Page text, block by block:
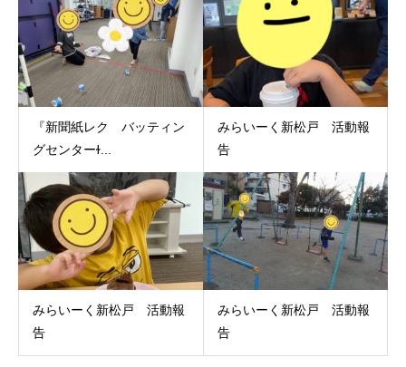
『新聞紙レク バッティン
グセンターɫ...
みらいーく新松戸 活動報
告
みらいーく新松戸 活動報
告
みらいーく新松戸 活動報
告